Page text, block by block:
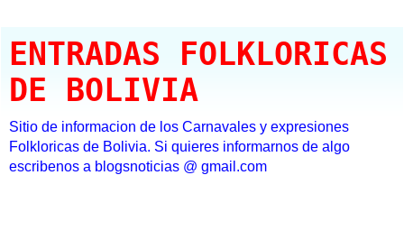
ENTRADAS FOLKLORICAS
DE BOLIVIA
Sitio de informacion de los Carnavales y expresiones
Folkloricas de Bolivia. Si quieres informarnos de algo
escribenos a blogsnoticias @ gmail.com